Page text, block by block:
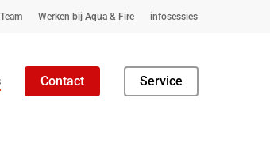
Team Werken bij Aqua & Fire infosessies
Contact Service